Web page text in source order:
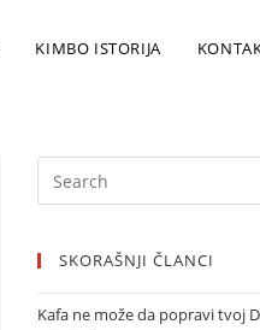
KIMBO ISTORIJA
SKORAŠNJI ČLANCI
Kafa ne može da popravi tvoj